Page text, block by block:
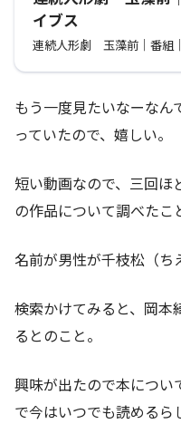
イブス
連続人形劇 玉藻前｜番組
もう一度見たいなーなん
っていたので、嬉しい。
短い動画なので、三回ほ
の作品について調べたこ
名前が男性が千枝松（ち
検索かけてみると、岡本
るとのこと。
興味が出たので本につ
で今はいつでも読めるら